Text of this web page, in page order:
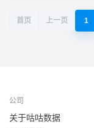
首页 上一页 1
公司
关于咕咕数据